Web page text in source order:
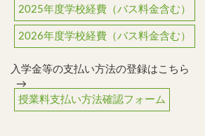
2025年度学校経費（バス料金含む）
2026年度学校経費（バス料金含む）
入学金等の支払い方法の登録はこちら
→
授業料支払い方法確認フォーム